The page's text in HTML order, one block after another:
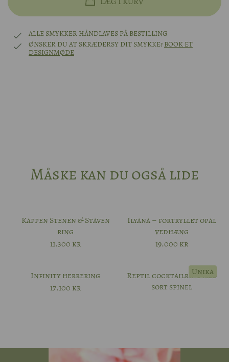
59
ALLE SMYKKER HÅNDLAVES PÅ BESTILLING
ØNSKER DU AT SKRÆDERSY DIT SMYKKE? BOOK ET
DESIGNMØDE
Måske kan du også lide
Kappen Stenen & Staven
ring
11.300 kr
Ilyana – fortryllet opal
vedhæng
19.000 kr
Infinity herrering
17.100 kr
Reptil cocktailring med
sort spinel
Unika